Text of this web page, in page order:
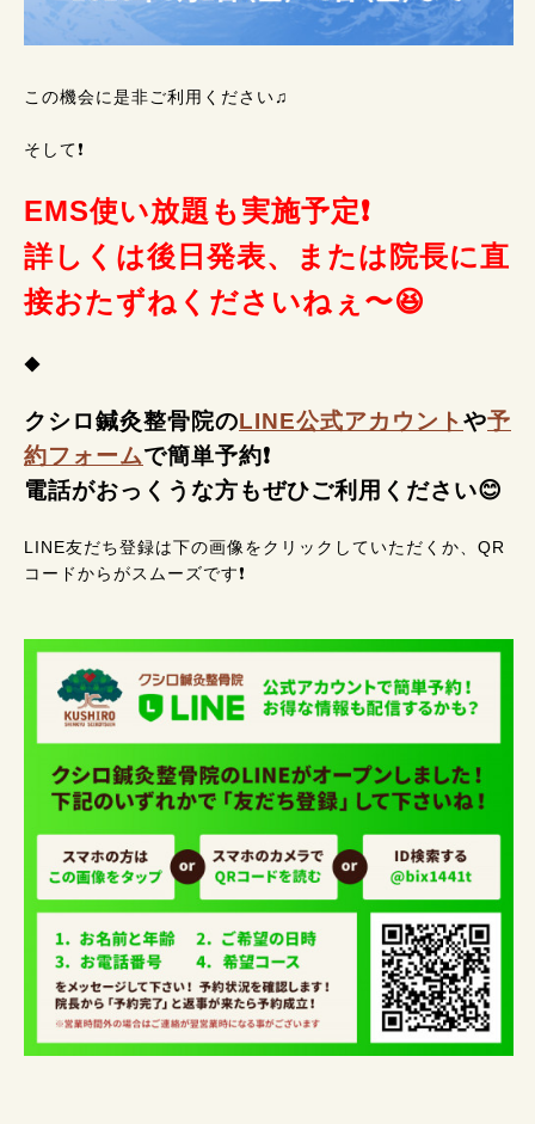
この機会に是非ご利用ください♫
そして❗
EMS使い放題も実施予定❗
詳しくは後日発表、または院長に直
接おたずねくださいねぇ〜😆
◆
クシロ鍼灸整骨院のLINE公式アカウントや予
約フォームで簡単予約❗
電話がおっくうな方もぜひご利用ください😊
LINE友だち登録は下の画像をクリックしていただくか、QR
コードからがスムーズです❗